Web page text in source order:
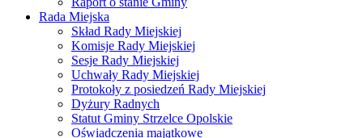
Rada Miejska
Skład Rady Miejskiej
Komisje Rady Miejskiej
Sesje Rady Miejskiej
Uchwały Rady Miejskiej
Protokoły z posiedzeń Rady Miejskiej
Dyżury Radnych
Statut Gminy Strzelce Opolskie
Oświadczenia majątkowe